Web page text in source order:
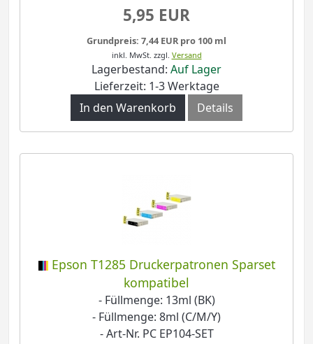
5,95 EUR
Grundpreis: 7,44 EUR pro 100 ml
inkl. MwSt. zzgl. Versand
Lagerbestand: Auf Lager
Lieferzeit: 1-3 Werktage
In den Warenkorb
Details
Epson T1285 Druckerpatronen Sparset
kompatibel
- Füllmenge: 13ml (BK)
- Füllmenge: 8ml (C/M/Y)
- Art-Nr. PC EP104-SET